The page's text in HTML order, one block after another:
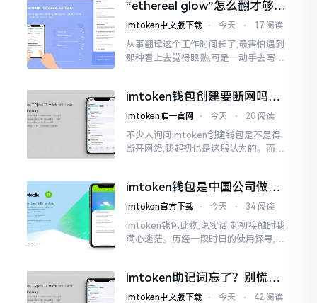
至极点。
“ethereal glow”怎么翻才够味
儿？翻译圈老油条的私房话
imtoken中文版下载 ⋅ 今天 ⋅ 17 阅读
从事翻译这个工作时间长了,最害怕遇到
那种看上去觉得眼熟,可是一动手去写就
imtoken钱包创建要断网吗？
老玩家说说真实情况
imtoken唯一官网 ⋅ 今天 ⋅ 20 阅读
不少人询问imtoken创建钱包是不是得
断开网络,我起初也是这般认为的。而后
人攻击
imtoken钱包是中国公司做的
吗？一文说清楚
imtoken官方下载 ⋅ 今天 ⋅ 34 阅读
imtoken钱包此物,说实话,起初接触时我
满心迷茫。历经一段时日的使用探寻,我
李鹏
imtoken助记词忘了？别慌，
这招能救你
imtoken中文版下载 ⋅ 今天 ⋅ 42 阅读